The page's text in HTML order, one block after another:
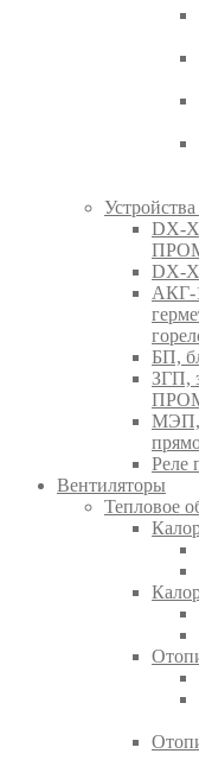
DX-
DX-
АКГ-
БП,
ЗГП,
МЭП,
Реле
Вентиляторы
Тепловое